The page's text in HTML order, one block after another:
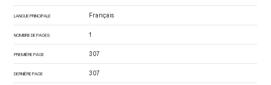
LANGUE PRINCIPALE Français
NOMBRE DE PAGES 1
PREMIÈRE PAGE 307
DERNIÈRE PAGE 307